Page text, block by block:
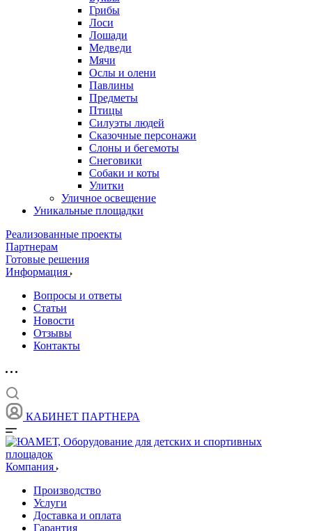
Грибы
Лоси
Лошади
Медведи
Мячи
Ослы и олени
Павлины
Предметы
Птицы
Силуэты людей
Сказочные персонажи
Слоны и бегемоты
Снеговики
Собаки и коты
Улитки
Уличное освещение
Уникальные площадки
Реализованные проекты
Партнерам
Готовые решения
Информация
Вопросы и ответы
Статьи
Новости
Отзывы
Контакты
КАБИНЕТ ПАРТНЕРА
Компания
Производство
Услуги
Доставка и оплата
Гарантия